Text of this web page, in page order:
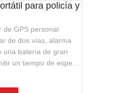
para policía y
de GPS personal
de dos vías, alarma
una batería de gran
un tiempo de espera